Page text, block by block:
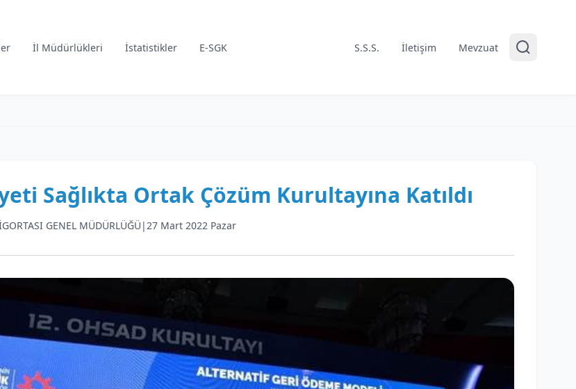
İl Müdürlükleri İstatistikler E-SGK S.S.S. İletişim Mevzuat
Sağlıkta Ortak Çözüm Kurultayına Katıldı
GENEL MÜDÜRLÜĞÜ |27 Mart 2022 Pazar